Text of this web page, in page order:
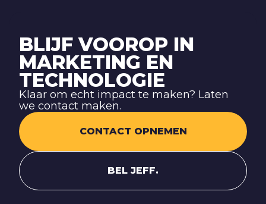
BLIJF VOOROP IN
MARKETING EN
TECHNOLOGIE
Klaar om echt impact te maken? Laten
we contact maken.
CONTACT OPNEMEN
BEL JEFF.